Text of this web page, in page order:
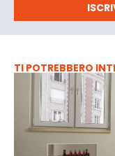
TI POTREBBERO